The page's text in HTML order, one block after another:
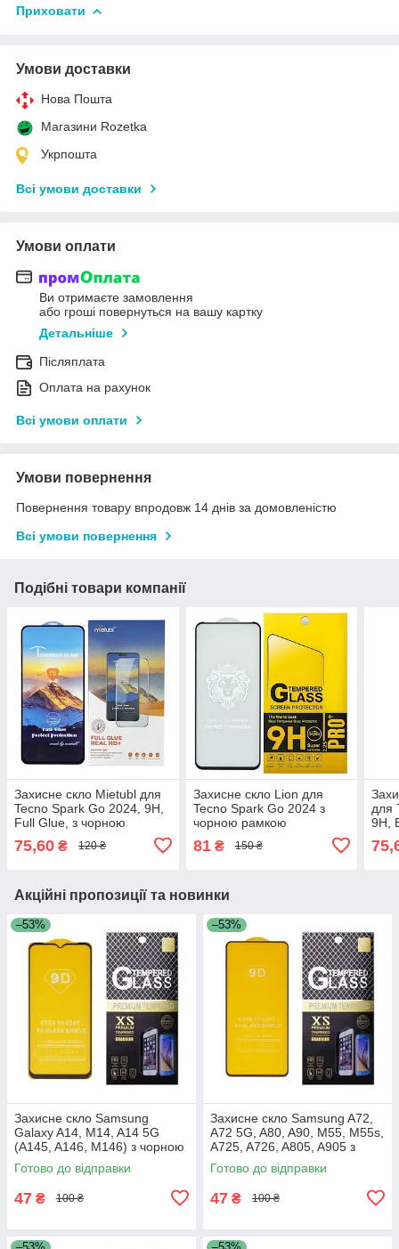
Приховати
Умови доставки
Нова Пошта
Магазини Rozetka
Укрпошта
Всі умови доставки
Умови оплати
Ви отримаєте замовлення
або гроші повернуться на вашу картку
Детальніше
Післяплата
Оплата на рахунок
Всі умови оплати
Умови повернення
Повернення товару впродовж 14 днів за домовленістю
Всі умови повернення
Подібні товари компанії
Захисне скло Mietubl для
Tecno Spark Go 2024, 9H,
Full Glue, з чорною
75,60 ₴ 120 ₴
Захисне скло Lion для
Tecno Spark Go 2024 з
чорною рамкою
81₴ 150 ₴
для
9H,
Акційні пропозиції та новинки
–53%
Захисне скло Samsung
Galaxy A14, M14, A14 5G
(A145, A146, M146) з чорною
рамкою
Готово до відправки
47 ₴ 100 ₴
–53%
Захисне скло Samsung A72,
A72 5G, A80, A90, M55, M55s,
A725, A726, A805, A905 з
чорною рамкою
Готово до відправки
47 ₴ 100 ₴